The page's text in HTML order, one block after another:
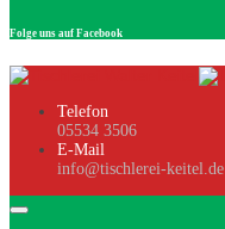
Folge uns auf Facebook
Telefon
05534 3506
E-Mail
info@tischlerei-keitel.de